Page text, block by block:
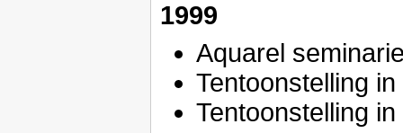
1999
Aquarel
Tentoonstelling in
Tentoonstelling